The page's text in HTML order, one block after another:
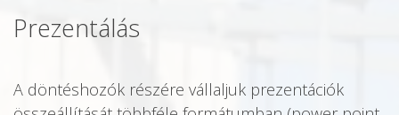
Prezentálás
A döntéshozók részére vállaljuk prezentációk